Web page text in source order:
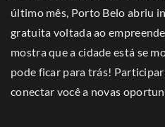
último mês, Porto Belo abriu
gratuita voltada ao
mostra que a cidade está se
pode ficar para trás!
conectar você a novas